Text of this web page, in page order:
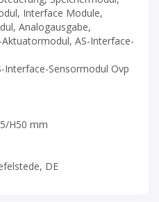
Interface Module,
Analogausgabe,
AS-Interface-
Interface-Sensormodul Ovp
H50 mm
DE